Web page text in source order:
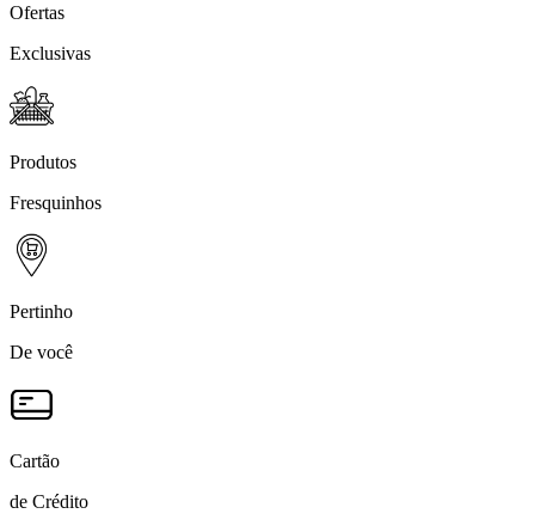
Ofertas
Exclusivas
Produtos
Fresquinhos
Pertinho
De você
Cartão
de Crédito